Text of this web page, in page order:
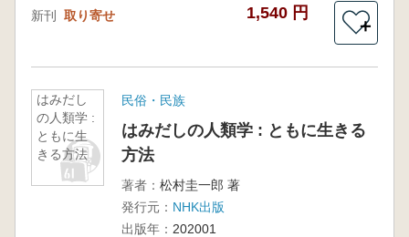
新刊 取り寄せ 1,540 円
＋
はみだし
の人類学 :
ともに生
きる方法
民俗・民族
はみだしの人類学 : ともに生きる
方法
著者： 松村圭一郎 著
発行元： NHK出版
出版年： 202001